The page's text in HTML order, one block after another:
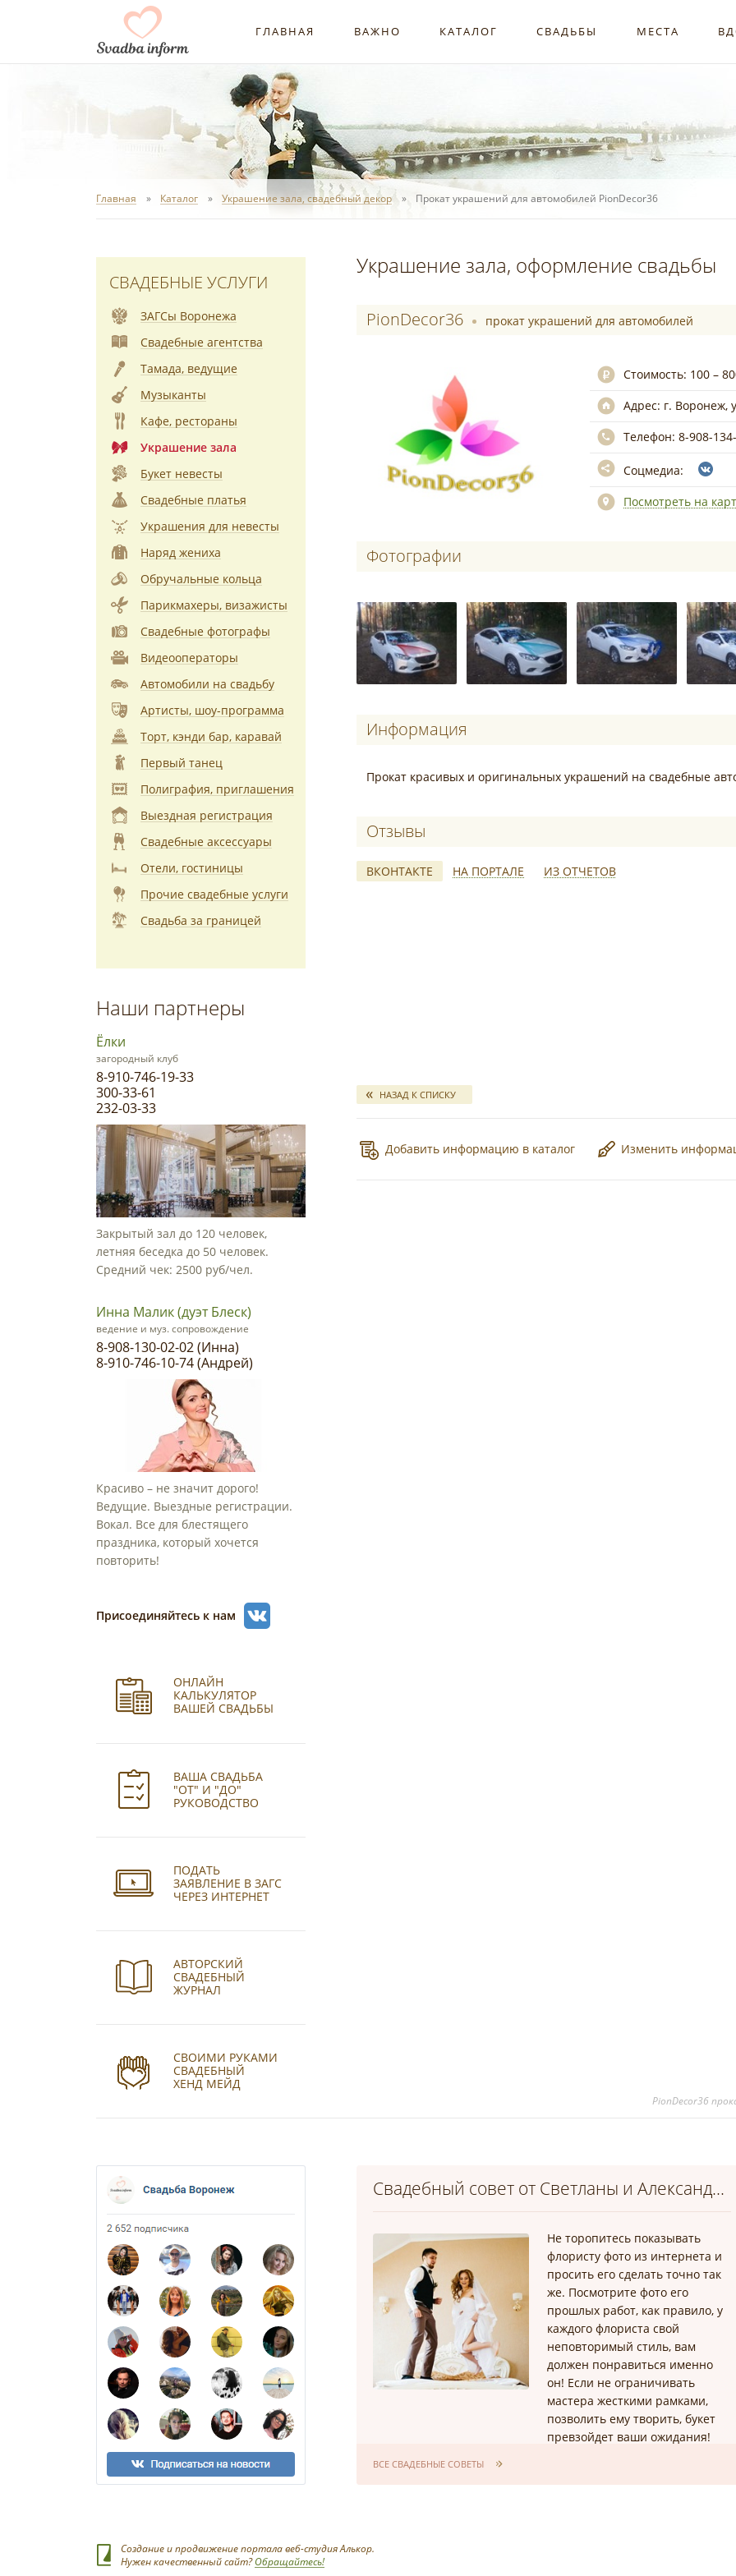
ГЛАВНАЯ ВАЖНО КАТАЛОГ СВАДЬБЫ МЕСТА
Главная Каталог Украшение зала, свадебный декор Прокат украшений для автомобилей PionDecor36
Украшение зала, оформление свадьбы
PionDecor36 прокат украшений для автомобилей
Стоимость: 100 –
Адрес: г. Воронеж,
Телефон: 8-908-
Соцмедиа:
Посмотреть на
Информация
Прокат красивых и оригинальных украшений на свадебные
Фотографии
Отзывы о PionDecor36
ВКОНТАКТЕ НА ПОРТАЛЕ ИЗ ОТЧЕТОВ
*
НАЗАД К СПИСКУ
Добавить информацию в каталог Изменить
PionDecor36
СВАДЕБНЫЕ УСЛУГИ
ЗАГСы Воронежа
Свадебные агентства
Тамада, ведущие
Музыканты
Кафе, рестораны
Украшение зала
Букет невесты
Свадебные платья
Украшения для невесты
Наряд жениха
Обручальные кольца
Парикмахеры, визажисты
Свадебные фотографы
Видеооператоры
Автомобили на свадьбу
Артисты, шоу-программа
Торт, кэнди бар, каравай
Первый танец
Полиграфия, приглашения
Выездная регистрация
Свадебные аксессуары
Отели, гостиницы
Прочие свадебные услуги
Свадьба за границей
Наши партнеры
Ёлки
загородный клуб
8-910-746-19-33
300-33-61
232-03-33
Закрытый зал до 120 человек,
летняя беседка до 50 человек.
Средний чек: 2500 руб/чел.
Инна Малик (дуэт Блеск)
ведение и муз. сопровождение
8-908-130-02-02 (Инна)
8-910-746-10-74 (Андрей)
Красиво – не значит дорого!
Ведущие. Выездные регистрации.
Вокал. Все для блестящего
праздника, который хочется
повторить!
Присоединяйтесь к нам
ОНЛАЙН
КАЛЬКУЛЯТОР
ВАШЕЙ СВАДЬБЫ
ВАША СВАДЬБА
"ОТ" И "ДО"
РУКОВОДСТВО
ПОДАТЬ
ЗАЯВЛЕНИЕ В ЗАГС
ЧЕРЕЗ ИНТЕРНЕТ
АВТОРСКИЙ
СВАДЕБНЫЙ
ЖУРНАЛ
СВОИМИ РУКАМИ
СВАДЕБНЫЙ
ХЕНД МЕЙД
Свадебный совет от Светланы и Александра
Не торопитесь показывать
флористу фото из интернета и
просить его сделать точно так
же. Посмотрите фото его
прошлых работ, как правило, у
каждого флориста свой
неповторимый стиль, вам
должен понравиться именно
он! Если не ограничивать
мастера жесткими рамками,
позволить ему творить, букет
превзойдет ваши ожидания!
ВСЕ СВАДЕБНЫЕ СОВЕТЫ
Создание и продвижение портала веб-студия Алькор.
Нужен качественный сайт?Обращайтесь!